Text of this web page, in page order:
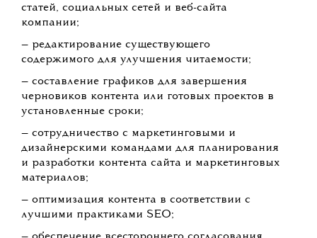
статей, социальных сетей и веб-сайта
компании;
— редактирование существующего
содержимого для улучшения читаемости;
— составление графиков для завершения
черновиков контента или готовых проектов в
установленные сроки;
— сотрудничество с маркетинговыми и
дизайнерскими командами для планирования
и разработки контента сайта и маркетинговых
материалов;
— оптимизация контента в соответствии с
лучшими практиками SEO;